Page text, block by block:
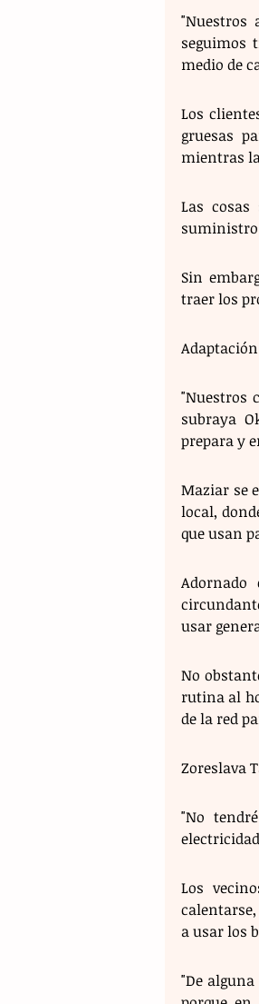
"Nuestros
seguimos
medio de
Los
gruesas
mientras
Las
suministro
Sin
traer los
Adaptación
"Nuestros
subraya
prepara y
Maziar se
local,
que usan
usar
No
rutina al
de la red
Zoreslava
"No
Los
a usar los
"De